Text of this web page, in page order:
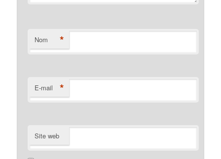
Nom *
E-mail *
Site web